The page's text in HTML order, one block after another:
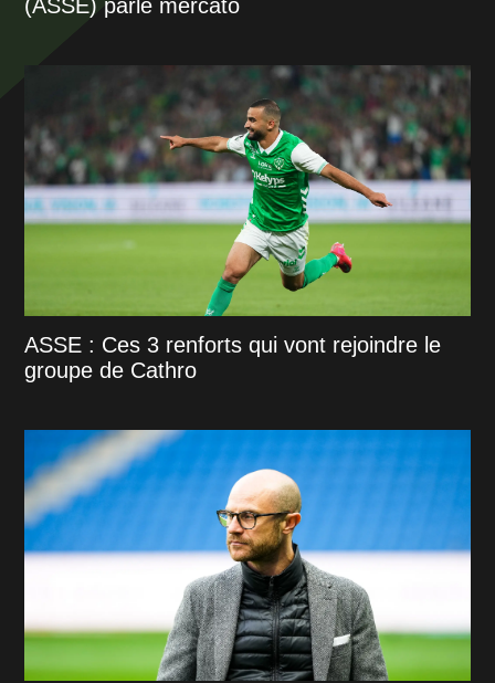
(ASSE) parle mercato
ASSE : Ces 3 renforts qui vont rejoindre le
groupe de Cathro